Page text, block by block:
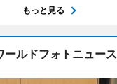
もっと見る
ールドフォトニュース